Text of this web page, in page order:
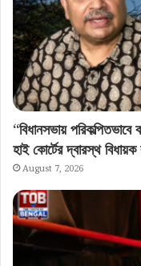
“বিধানসভায়
হাই কোর্টের দ্বারস্থ
August 7, 2026